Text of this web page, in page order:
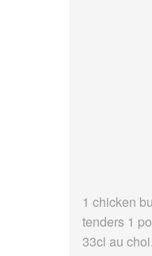
1 chicken
tenders 1
33cl au